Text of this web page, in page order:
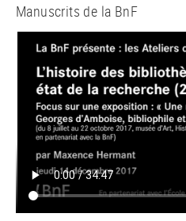
Manuscrits de la BnF